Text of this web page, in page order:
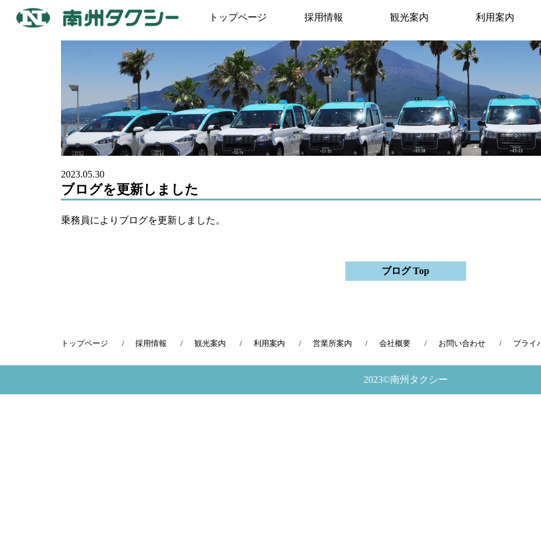
トップページ 採用情報 観光案内 利用案内
2023.05.30
ブログを更新しました
乗務員によりブログを更新しました。
ブログ Top
トップページ 採用情報 観光案内 利用案内 営業所案内 会社概要 お問い合わせ プライ
2023©南州タクシー